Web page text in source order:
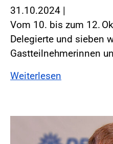
31.10.2024 |
Vom 10. bis zum 12.
Delegierte und sieben
Gastteilnehmerinnen
Weiterlesen